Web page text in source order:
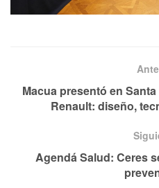
Macua presentó en
Renault: diseño,
Agendá Salud: Ceres